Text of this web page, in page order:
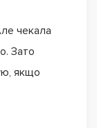
чекала
Зато
якщо